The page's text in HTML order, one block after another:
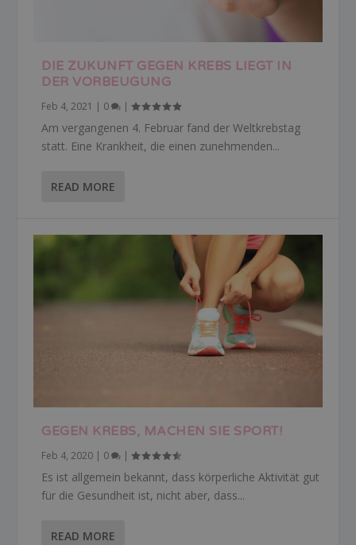
DIE ZUKUNFT GEGEN KREBS LIEGT IN
DER VORBEUGUNG
Feb 4, 2021 | 0 |
Am vergangenen 4. Februar fand der Weltkrebstag
statt. Eine Krankheit, die einen zunehmenden...
READ MORE
GEGEN KREBS, MACHEN SIE SPORT!
Feb 4, 2020 0 |
Es ist allgemein bekannt, dass körperliche Aktivität gut
für die Gesundheit ist, nicht aber, dass...
READ MORE